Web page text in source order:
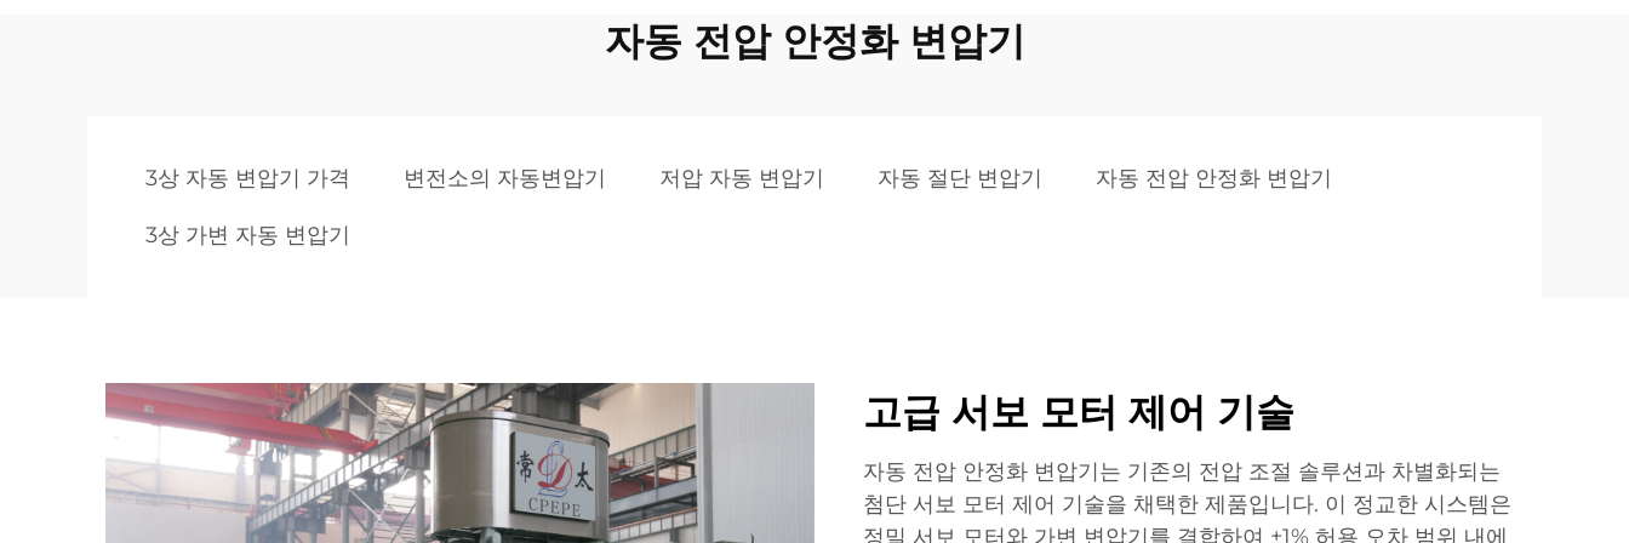
자동 전압 안정화 변압기
3상 자동 변압기 가격 변전소의 자동변압기 저압 자동 변압기 자동 절단 변압기 자동 전압 안정화 변압기
3상 가변 자동 변압기
고급 서보 모터 제어 기술
자동 전압 안정화 변압기는 기존의 전압 조절 솔루션과 차별화되는
첨단 서보 모터 제어 기술을 채택한 제품입니다. 이 정교한 시스템은
정밀 서보 모터와 가변 변압기를 결합하여 ±1% 허용 오차 범위 내에